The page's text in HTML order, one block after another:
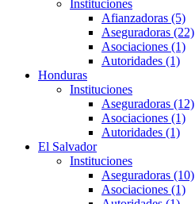
Instituciones
Afianzadoras (5)
Aseguradoras (22)
Asociaciones (1)
Autoridades (1)
Honduras
Instituciones
Aseguradoras (12)
Asociaciones (1)
Autoridades (1)
El Salvador
Instituciones
Aseguradoras (10)
Asociaciones (1)